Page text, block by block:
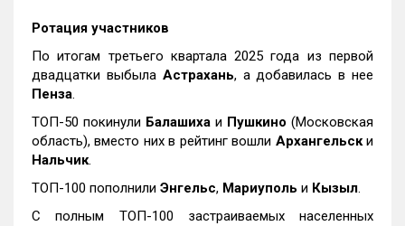
Ротация участников
По итогам третьего квартала 2025 года из первой
двадцатки выбыла Астрахань, а добавилась в нее
Пенза.
ТОП-50 покинули Балашиха и Пушкино (Московская
область), вместо них в рейтинг вошли Архангельски
Нальчик.
ТОП-100 пополнили Энгельс, Мариуполь и Кызыл.
С полным ТОП-100 застраиваемых населенных